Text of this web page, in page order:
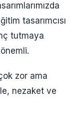
tasarımcısı
tutmaya
zor ama
nezaket ve